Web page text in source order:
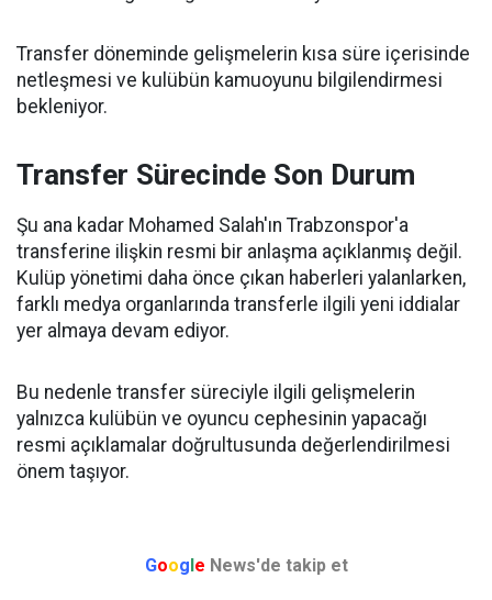
Transfer döneminde gelişmelerin kısa süre içerisinde
netleşmesi ve kulübün kamuoyunu bilgilendirmesi
bekleniyor.
Transfer Sürecinde Son Durum
Şu ana kadar Mohamed Salah'ın Trabzonspor'a
transferine ilişkin resmi bir anlaşma açıklanmış değil.
Kulüp yönetimi daha önce çıkan haberleri yalanlarken,
farklı medya organlarında transferle ilgili yeni iddialar
yer almaya devam ediyor.
Bu nedenle transfer süreciyle ilgili gelişmelerin
yalnızca kulübün ve oyuncu cephesinin yapacağı
resmi açıklamalar doğrultusunda değerlendirilmesi
önem taşıyor.
Google News'de takip et